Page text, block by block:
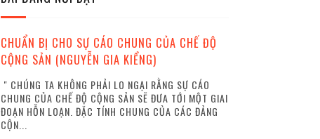
CHUẨN BỊ CHO SỰ CÁO CHUNG CỦA CHẾ ĐỘ
CỘNG SẢN (NGUYỄN GIA KIỂNG)
" CHÚNG TA KHÔNG PHẢI LO NGẠI RẰNG SỰ CÁO
CHUNG CỦA CHẾ ĐỘ CỘNG SẢN SẼ ĐƯA TỚI MỘT GIAI
ĐOẠN HỖN LOẠN. ĐẶC TÍNH CHUNG CỦA CÁC ĐẢNG
CỘN...